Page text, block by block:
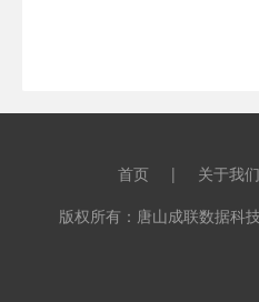
首页 | 关于我们
版权所有：唐山成联数据